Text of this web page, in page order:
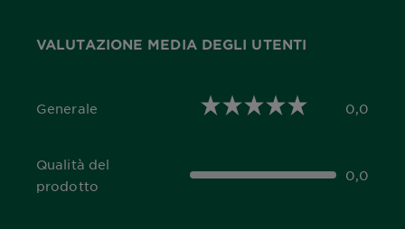
VALUTAZIONE MEDIA DEGLI UTENTI
Generale
0,0 out of 5 stars 0,0
Qualità del
prodotto
0,0 out of 5 stars 0,0